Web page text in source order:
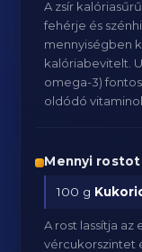
A zsír
fehérje és
mennyiségben
kalóriabevitelt.
omega-3)
oldódó
Mennyi
100 g
A rost lassítja az
vércukorszintet